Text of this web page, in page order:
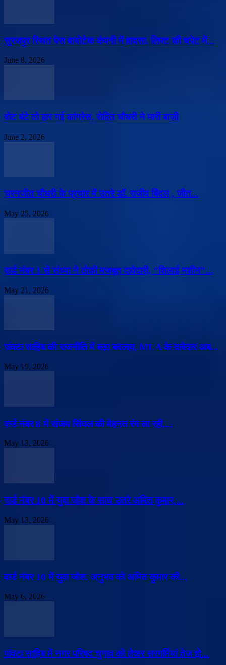
सूरजपुर स्थित पेस बायोटेक कंपनी में हादसा, लिफ्ट की चपेट में...
June 8, 2026
वोट बंटे तो हार गई कांग्रेस, रोहित चौधरी ने मारी बाज़ी
June 2, 2026
चरनजीत चौधरी के प्रचार में उतरे डॉ. राजीव बिंदल , जीत...
May 25, 2026
वार्ड नंबर 1 से संध्या ने ठोकी मजबूत दावेदारी, “शिलाई मशीन”...
May 21, 2026
पांवटा साहिब की राजनीति में बड़ा बदलाव, MLA के दावेदार अब...
May 19, 2026
वार्ड नंबर 8 में संजय सिंघल की मेहनत रंग ला रही,...
May 13, 2026
वार्ड नंबर 10 में युवा जोश के साथ उतरे अमित कुमार,...
May 13, 2026
वार्ड नंबर 10 में युवा जोश, अनुभव को अमित कुमार की...
May 6, 2026
पांवटा साहिब में नगर परिषद चुनाव को लेकर सरगर्मियां तेज हो...